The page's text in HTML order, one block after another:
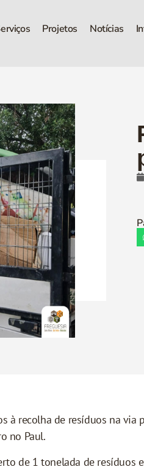
Projetos Notícias
à recolha de resíduos na
no Paul.
de 1 tonelada de resíduos